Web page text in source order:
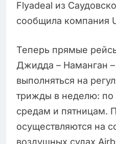
Flyadeal из
сообщила компания
Теперь прямые
Джидда – Наманган
выполняться на
трижды в неделю: по
средам и пятницам.
осуществляются на
воздушных судах